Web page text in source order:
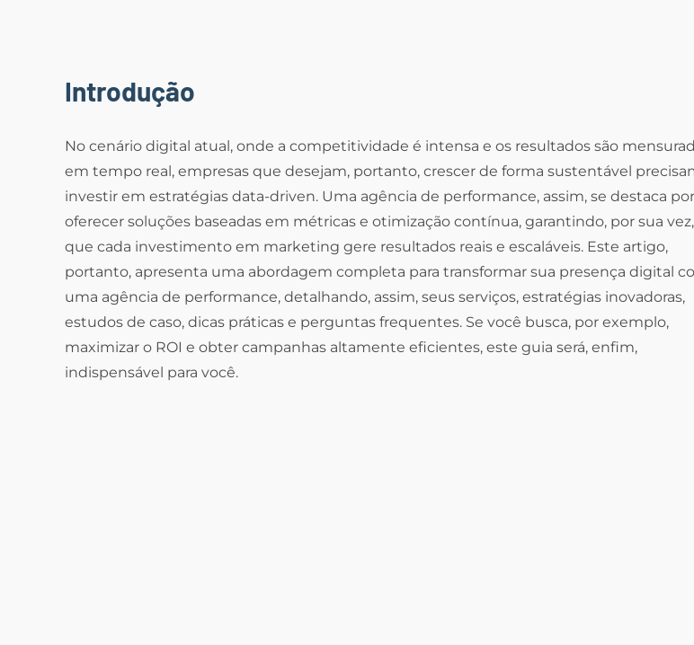
Introdução
No cenário digital atual, onde a competitividade é intensa e os resultados são
em tempo real, empresas que desejam, portanto, crescer de forma sustentável
investir em estratégias data-driven. Uma agência de performance, assim, se destaca por
oferecer soluções baseadas em métricas e otimização contínua, garantindo, por sua vez,
que cada investimento em marketing gere resultados reais e escaláveis. Este artigo,
portanto, apresenta uma abordagem completa para transformar sua presença digital
uma agência de performance, detalhando, assim, seus serviços, estratégias inovadoras,
estudos de caso, dicas práticas e perguntas frequentes. Se você busca, por exemplo,
maximizar o ROI e obter campanhas altamente eficientes, este guia será, enfim,
indispensável para você.